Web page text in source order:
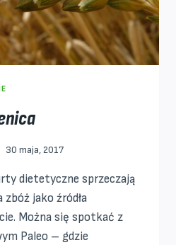
30 maja, 2017
dietetyczne sprzeczają
jako źródła
Można się spotkać z
Paleo – gdzie